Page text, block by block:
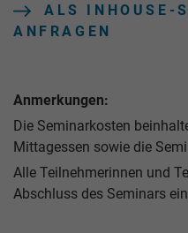
ALS INHOUSE-
ANFRAGEN
Anmerkungen:
Die Seminarkosten
Mittagessen sowie die
Alle Teilnehmerinnen und
Abschluss des Seminars